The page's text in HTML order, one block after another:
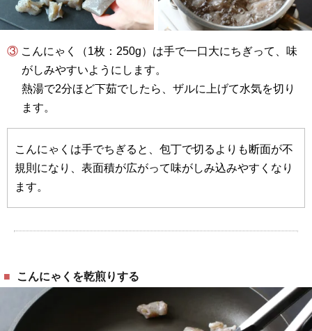
③ こんにゃく（1枚：250g）は手で一口大にちぎって、味
がしみやすいようにします。
熱湯で2分ほど下茹でしたら、ザルに上げて水気を切り
ます。
こんにゃくは手でちぎると、包丁で切るよりも断面が不
規則になり、表面積が広がって味がしみ込みやすくなり
ます。
こんにゃくを乾煎りする